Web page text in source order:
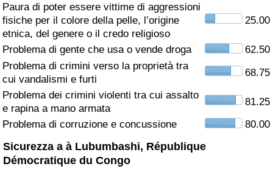
Paura di poter essere vittime di aggressioni
fisiche per il colore della pelle, l’origine
etnica, del genere o il credo religioso
25.00
Problema di gente che usa o vende droga
62.50
Problema di crimini verso la proprietà tra
cui vandalismi e furti
68.75
Problema dei crimini violenti tra cui assalto
e rapina a mano armata
81.25
Problema di corruzione e concussione
80.00
Sicurezza a à Lubumbashi, République
Démocratique du Congo
Indice dell’Assistenza Sanitaria per
Nazione
Inquinamento
Indice dell’Inquinamento (Corrente)
Indice di inquinamento
Indice dell’Inquinamento per Nazione